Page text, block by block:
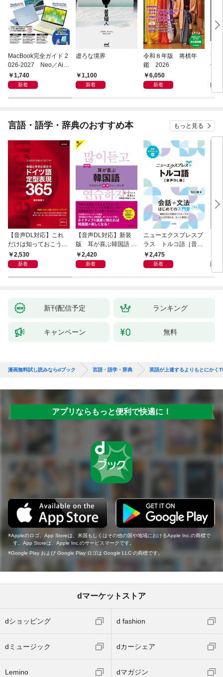
MacBook完全ガイド 2
026-2027 Neo／Air
／Pro対応
1,740
新着
虚ろな境界
1,100
新着
令和８年版 将棋年
鑑 2026
6,050
新着
つ
像
言語・語学・辞典のおすすめ本 もっと見る
【音声DL対応】これ
だけは知っておこう！
新装版 会話と作文に
役立つドイツ語定型表
2,530
新着
【音声DL対応】新装
版 耳が喜ぶ韓国語 リ
スニング体得トレーニ
ング
2,420
新着
ニューエクスプレスプ
ラス トルコ語［音声
DL版］
2,475
新着
新刊配信予定 ランキング
キャンペーン 無料
漫画無料試し読みならdブック 言語・語学・辞典 英語が上達するよりもとにかく
アプリならもっと便利で快適に！
Appleのロゴ、App Storeは、米国もしくはその他の国や地域におけるApple Inc.の商標で
す。App Storeは、Apple Inc.のサービスマークです。
Google Play および Google Play ロゴは Google LLC の商標です。
dマーケットストア
dショッピング d fashion
dミュージック dカーシェア
Lemino dマガジン